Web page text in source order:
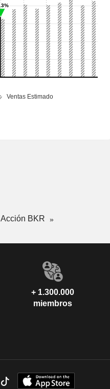
Acción BKR
+ 1.300.000
miembros